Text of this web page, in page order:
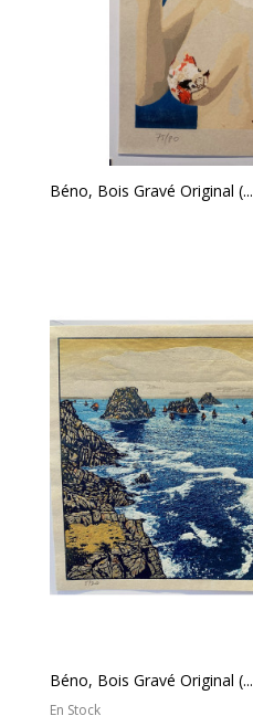
Béno, Bois Gravé Original (...
Béno, Bois Gravé Original (...
En Stock